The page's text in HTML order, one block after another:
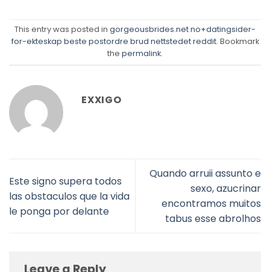
This entry was posted in gorgeousbrides.net no+datingsider-
for-ekteskap beste postordre brud nettstedet reddit. Bookmark
the permalink.
EXXIGO
Este signo supera todos
las obstaculos que la vida
le ponga por delante
Quando arruii assunto e
sexo, azucrinar
encontramos muitos
tabus esse abrolhos